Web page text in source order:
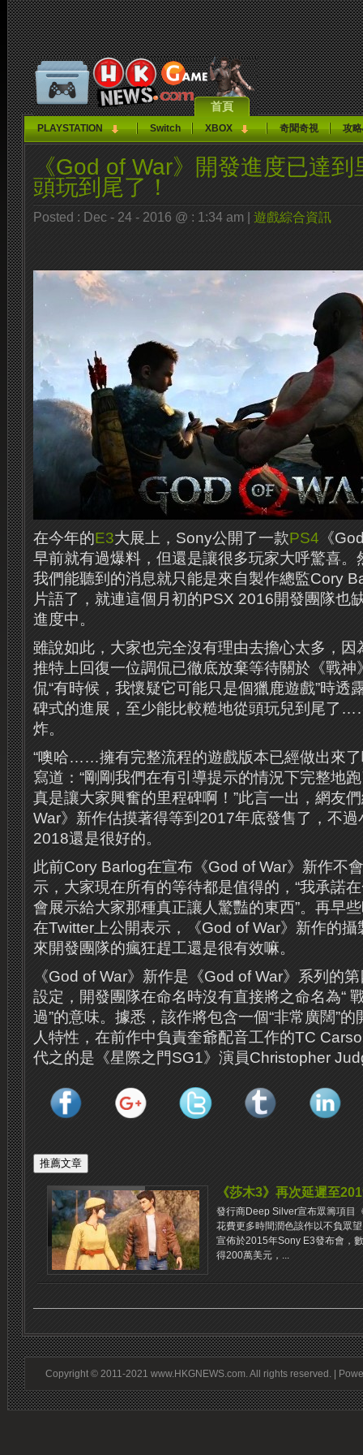
首頁
PLAYSTATION Switch XBOX 奇聞奇視 攻
《God of War》開發進度已達
頭玩到尾了！
Posted : Dec - 24 - 2016 @ : 1:34 am | 遊戲綜合資訊
在今年的E3大展上，Sony公開了一款PS4 《
早前就有過爆料，但還是讓很多玩家大呼驚喜。
我們能聽到的消息就只能是來自製作總監Cory
片語了，就連這個月初的PSX 2016開發團隊也
進度中。
雖說如此，大家也完全沒有理由去擔心太多，
推特上回復一位調侃已徹底放棄等待關於《戰神
侃“有時候，我懷疑它可能只是個獵鹿遊戲”時透
碑式的進展，至少能比較糙地從頭玩兒到尾了
炸。
“噢哈……擁有完整流程的遊戲版本已經做出來
寫道：“剛剛我們在有引導提示的情況下完整地
真是讓大家興奮的里程碑啊！”此言一出，網友
War》新作估摸著得等到2017年底發售了，不
2018還是很好的。
此前Cory Barlog在宣布《God of War》新作不
示，大家現在所有的等待都是值得的，“我承諾
會展示給大家那種真正讓人驚豔的東西”。再早
在Twitter上公開表示，《God of War》新作的
來開發團隊的瘋狂趕工還是很有效嘛。
《God of War》新作是《God of War》系列的
設定，開發團隊在命名時沒有直接將之命名為“
過”的意味。據悉，該作將包含一個“非常廣闊”
人特性，在前作中負責奎爺配音工作的TC
代之的是《星際之門SG1》演員Christopher
《莎木3》再次延遲至
發行商Deep Silver宣布眾籌項目
花費更多時間潤色該作以不負眾
宣佈於2015年Sony E3發布會，
得200萬美元，...
Copyright © 2011-2021 www.HKGNEWS.com. All rights reserved. |